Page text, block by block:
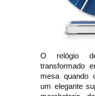
O relógio
transformado
mesa quando
um elegante